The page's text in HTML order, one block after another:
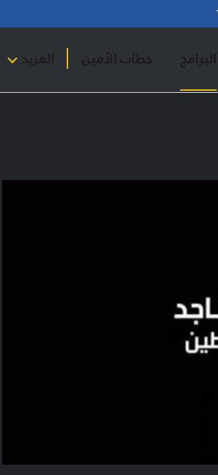
البرامج خطاب الأمين المزيد